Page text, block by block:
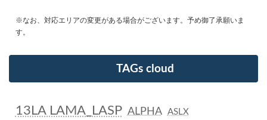
※なお、対応エリアの変更がある場合がございます。予め御了承願いま
す。
TAGs cloud
13LA LAMA_LASP ALPHA ASLX